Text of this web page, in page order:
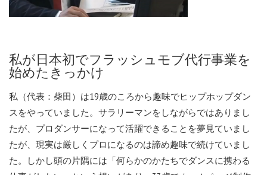
私が日本初でフラッシュモブ代行事業を
始めたきっかけ
私（代表：柴田）は19歳のころから趣味でヒップホップダン
スをやっていました。サラリーマンをしながらではありまし
たが、プロダンサーになって活躍できることを夢見ていまし
たが、現実は厳しくプロになるのは諦め趣味で続けていまし
た。しかし頭の片隅には「何らかのかたちでダンスに携わる